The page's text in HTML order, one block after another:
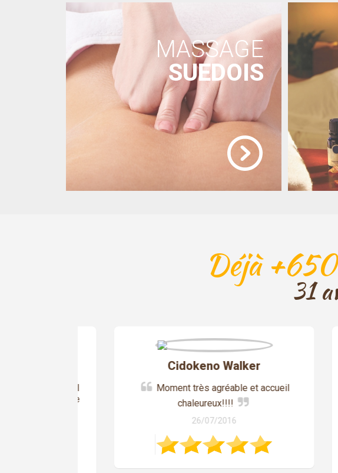
MASSAGE
SUEDOIS
Déjà
31
Cidokeno Walker
Moment très agréable et accueil
chaleureux!!!!
26/07/2016
vous
rdv